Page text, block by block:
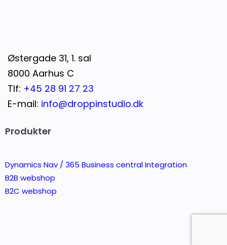
Østergade 31, 1. sal
8000 Aarhus C
Tlf: +45 28 91 27 23
E-mail: info@droppinstudio.dk
Produkter
Dynamics Nav / 365 Business central Integration
B2B webshop
B2C webshop